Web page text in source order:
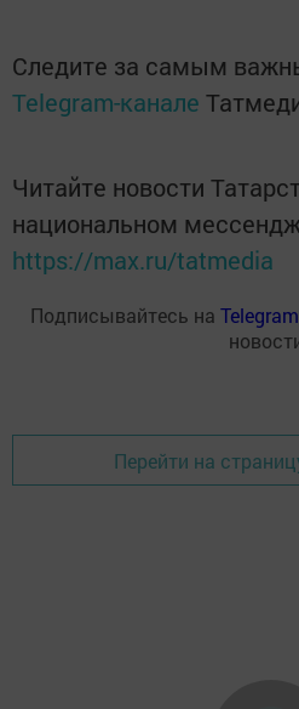
Следите за самым
Telegram-канале
Читайте новости
национальном
https://max.ru/tatmedia
Подписывайтесь на
Перейти на